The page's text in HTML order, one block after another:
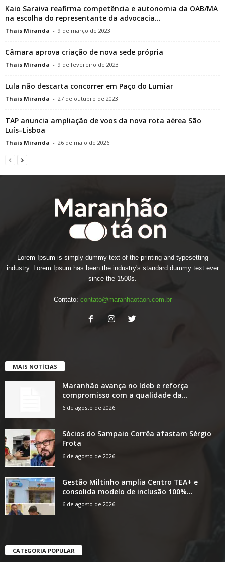
Kaio Saraiva reafirma competência e autonomia da OAB/MA
na escolha do representante da advocacia...
Thais Miranda - 9 de março de 2023
Câmara aprova criação de nova sede própria
Thais Miranda - 9 de fevereiro de 2023
Lula não descarta concorrer em Paço do Lumiar
Thais Miranda - 27 de outubro de 2023
TAP anuncia ampliação de voos da nova rota aérea São
Luís–Lisboa
Thais Miranda - 26 de maio de 2026
Lorem Ipsum is simply dummy text of the printing and typesetting
industry. Lorem Ipsum has been the industry's standard dummy text ever
since the 1500s.
Contato: contato@maranhaotaon.com.br
MAIS NOTÍCIAS
Maranhão avança no Ideb e reforça
compromisso com a qualidade da...
6 de agosto de 2026
Sócios do Sampaio Corrêa afastam Sérgio
Frota
6 de agosto de 2026
Gestão Miltinho amplia Centro TEA+ e
consolida modelo de inclusão 100%...
6 de agosto de 2026
CATEGORIA POPULAR